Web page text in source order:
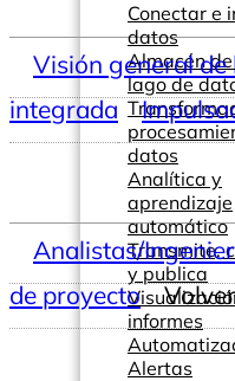
Conectar e
datos
Almacén
lago de
datos
Analítica y
aprendizaje
automático
Transmite,
y publica
informes
Alertas
Visión general
integrada
Analistas/
de proyecto
Volver